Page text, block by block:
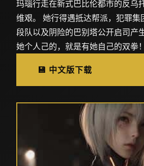
玛瑙行走在新式巴比伦都市的反乌
维艰。 她行得遇抵达帮派，犯罪集
段队以及阴险的巴别塔公开启司产
她个人己的，就是有她自己的双拳！
💾 中文版下载